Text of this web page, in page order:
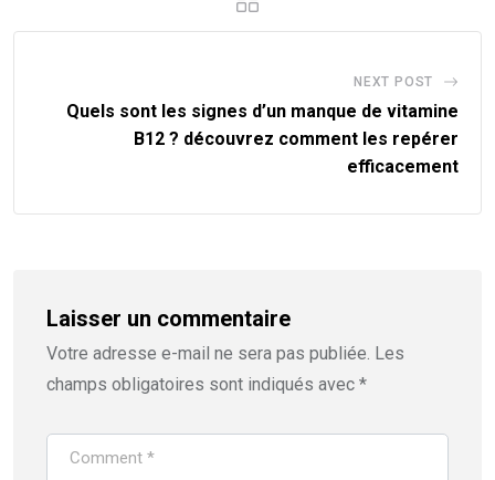
NEXT POST
Quels sont les signes d’un manque de vitamine
B12 ? découvrez comment les repérer
efficacement
Laisser un commentaire
Votre adresse e-mail ne sera pas publiée. Les
champs obligatoires sont indiqués avec *